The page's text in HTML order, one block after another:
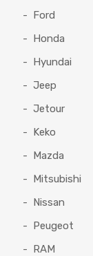
Ford
Honda
Hyundai
Jeep
Jetour
Keko
Mazda
Mitsubishi
Nissan
Peugeot
RAM